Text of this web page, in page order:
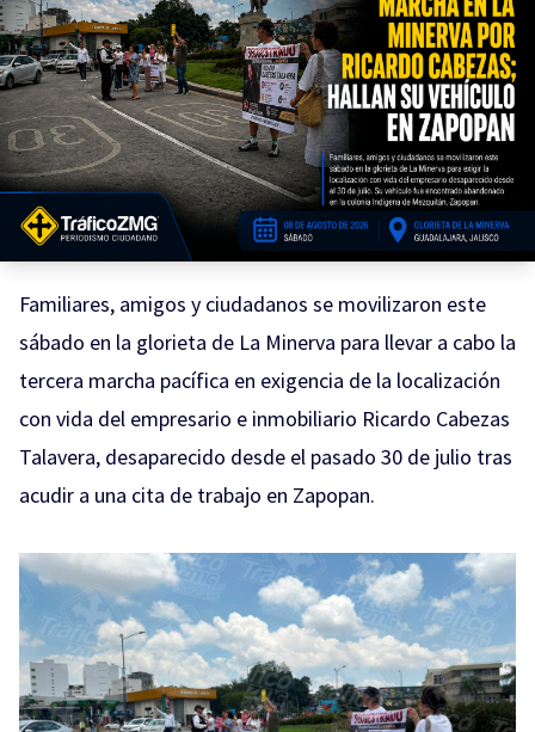
Familiares, amigos y ciudadanos se movilizaron este
sábado en la glorieta de La Minerva para llevar a cabo la
tercera marcha pacífica en exigencia de la localización
con vida del empresario e inmobiliario Ricardo Cabezas
Talavera, desaparecido desde el pasado 30 de julio tras
acudir a una cita de trabajo en Zapopan.